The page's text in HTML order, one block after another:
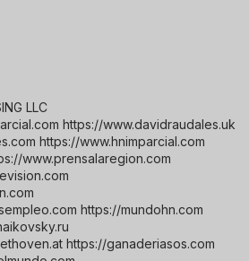
LLC
https://www.davidraudales.uk
https://www.hnimparcial.com
www.prensalaregion.com
https://mundohn.com
https://ganaderiasos.com